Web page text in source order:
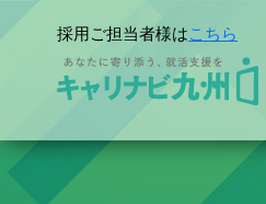
採用ご担当者様はこちら